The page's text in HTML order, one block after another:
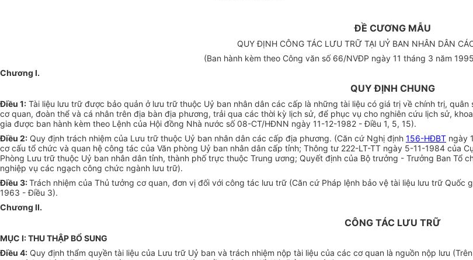
ĐỀ CƯƠNG MẪU
QUY ĐỊNH CÔNG TÁC LƯU TRỮ TẠI UỶ BAN NHÂN DÂN
(Ban hành kèm theo Công văn số 66/NVĐP ngày 11 tháng 3 năm
Chương I.
QUY ĐỊNH CHUNG
Điều 1: Tài liệu lưu trữ được bảo quản ở lưu trữ thuộc Uỷ ban nhân dân các cấp là những tài liệu có giá trị về chính trị,
cơ quan, đoàn thể và cá nhân trên địa bàn địa phương, trải qua các thời kỳ lịch sử, để phục vụ cho nghiên cứu lịch sử,
gia được ban hành kèm theo Lệnh của Hội đồng Nhà nước số 08-CT/HĐNN ngày 11-12-1982 - Điều 1, 5, 15).
Điều 2: Quy định trách nhiệm của Lưu trữ thuộc Uỷ ban nhân dân các cấp địa phương. (Căn cứ Nghị định 156-HĐBT ngày
cơ cấu tổ chức và quan hệ công tác của Văn phòng Uỷ ban nhân dân cấp tỉnh; Thông tư 222-LT-TT ngày 5-11-1984 của
Phòng Lưu trữ thuộc Uỷ ban nhân dân tỉnh, thành phố trực thuộc Trung ương; Quyết định của Bộ trưởng - Trưởng Ban Tổ
nghiệp vụ các ngạch công chức ngành lưu trữ).
Điều 3:Trách nhiệm của Thủ tưởng cơ quan, đơn vị đối với công tác lưu trữ (Căn cứ Pháp lệnh bảo vệ tài liệu lưu trữ
1963 - Điều 3).
Chương II.
CÔNG TÁC LƯU TRỮ
MỤC I: THU THẬP BỔ SUNG
Điều 4: Quy định thẩm quyền tài liệu của Lưu trữ Uỷ ban và trách nhiệm nộp tài liệu của các cơ quan là nguồn nộp lưu